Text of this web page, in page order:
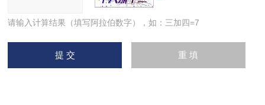
请输入计算结果（填写阿拉伯数字），如：三加四=7